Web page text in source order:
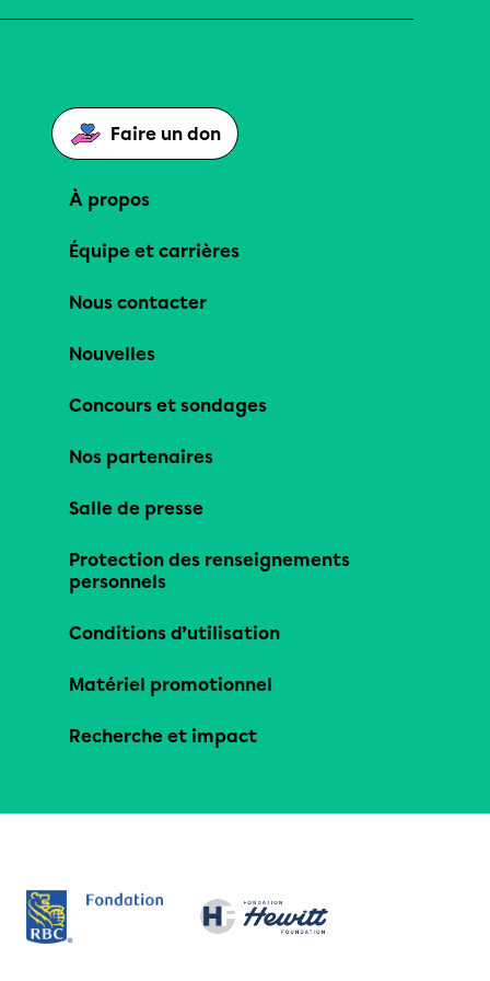
Faire un don
À propos
Équipe et carrières
Nous contacter
Nouvelles
Concours et sondages
Nos partenaires
Salle de presse
Protection des renseignements
personnels
Conditions d’utilisation
Matériel promotionnel
Recherche et impact